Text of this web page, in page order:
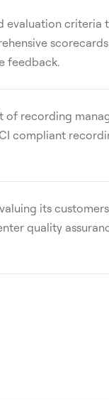
evaluation
feedback.
recording
compliant
its
quality